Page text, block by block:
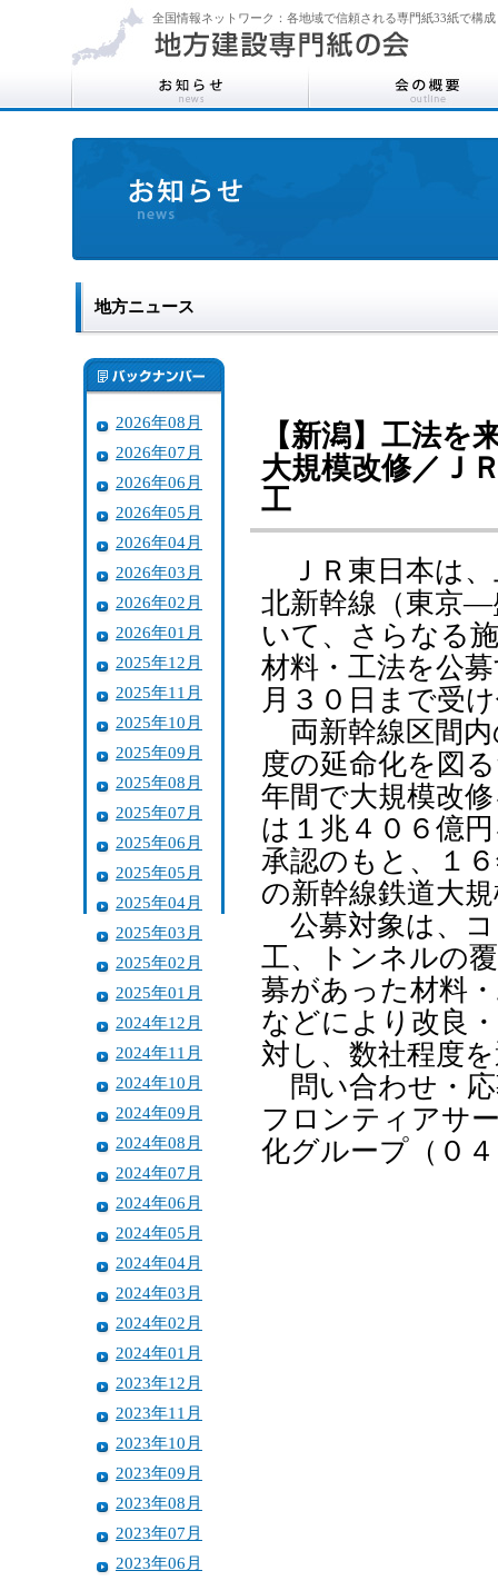
全国情報ネットワーク：各地域で信頼される専門紙33紙で構成
地方ニュース
2026年08月
2026年07月
2026年06月
2026年05月
2026年04月
2026年03月
2026年02月
2026年01月
2025年12月
2025年11月
2025年10月
2025年09月
2025年08月
2025年07月
2025年06月
2025年05月
2025年04月
2025年03月
2025年02月
2025年01月
2024年12月
2024年11月
2024年10月
2024年09月
2024年08月
2024年07月
2024年06月
2024年05月
2024年04月
2024年03月
2024年02月
2024年01月
2023年12月
2023年11月
2023年10月
2023年09月
2023年08月
2023年07月
2023年06月
【新潟】工法を
大規模改修／Ｊ
工
ＪＲ東日本は
北新幹線（東京―
いて、さらなる
材料・工法を公
月３０日まで受
両新幹線区間内
度の延命化を図
年間で大規模改
は１兆４０６億
承認のもと、１
の新幹線鉄道大
公募対象は、コ
工、トンネルの
募があった材料
などにより改良
対し、数社程度
問い合わせ・応
フロンティアサ
化グループ（０